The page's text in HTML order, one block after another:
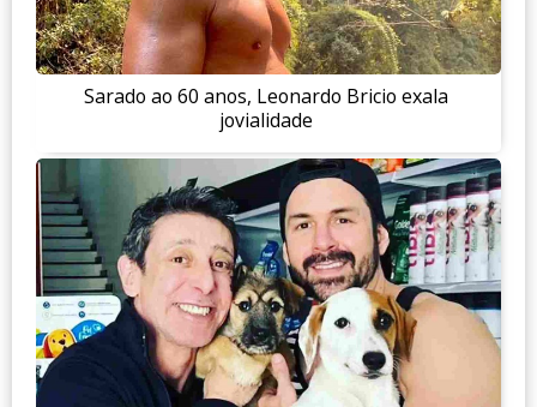
Sarado ao 60 anos, Leonardo Bricio exala
jovialidade